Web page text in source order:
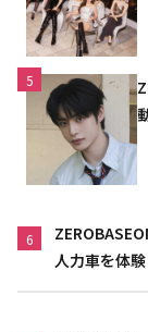
5
6
人力車を体